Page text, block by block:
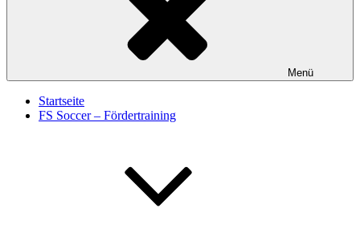
Menü
Startseite
FS Soccer – Fördertraining